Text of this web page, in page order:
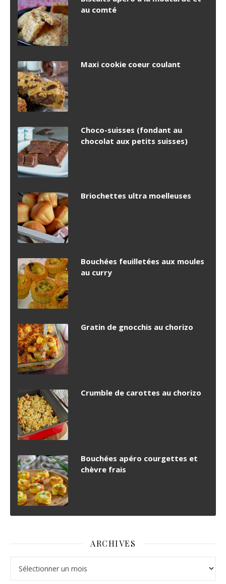
au comté
Maxi cookie coeur coulant
Choco-suisses (fondant au
chocolat aux petits suisses)
Briochettes ultra moelleuses
Bouchées feuilletées aux moules
au curry
Gratin de gnocchis au chorizo
Crumble de carottes au chorizo
Bouchées apéro courgettes et
chèvre frais
ARCHIVES